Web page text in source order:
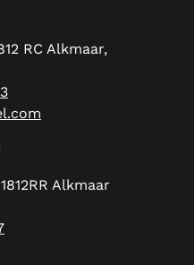
RC Alkmaar,
Alkmaar